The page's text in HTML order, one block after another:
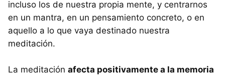
incluso los de nuestra propia mente, y centrarnos
en un mantra, en un pensamiento concreto, o en
aquello a lo que vaya destinado nuestra
meditación.
La meditación afecta positivamente a la memoria